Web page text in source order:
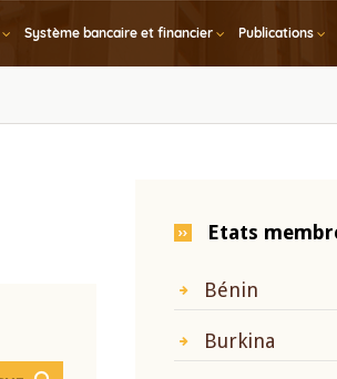
Système bancaire et financier Publications
Etats
Bénin
Burkina